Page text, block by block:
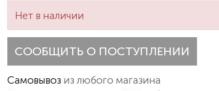
Нет в наличии
СООБЩИТЬ О ПОСТУПЛЕНИИ
Самовывоз из любого магазина